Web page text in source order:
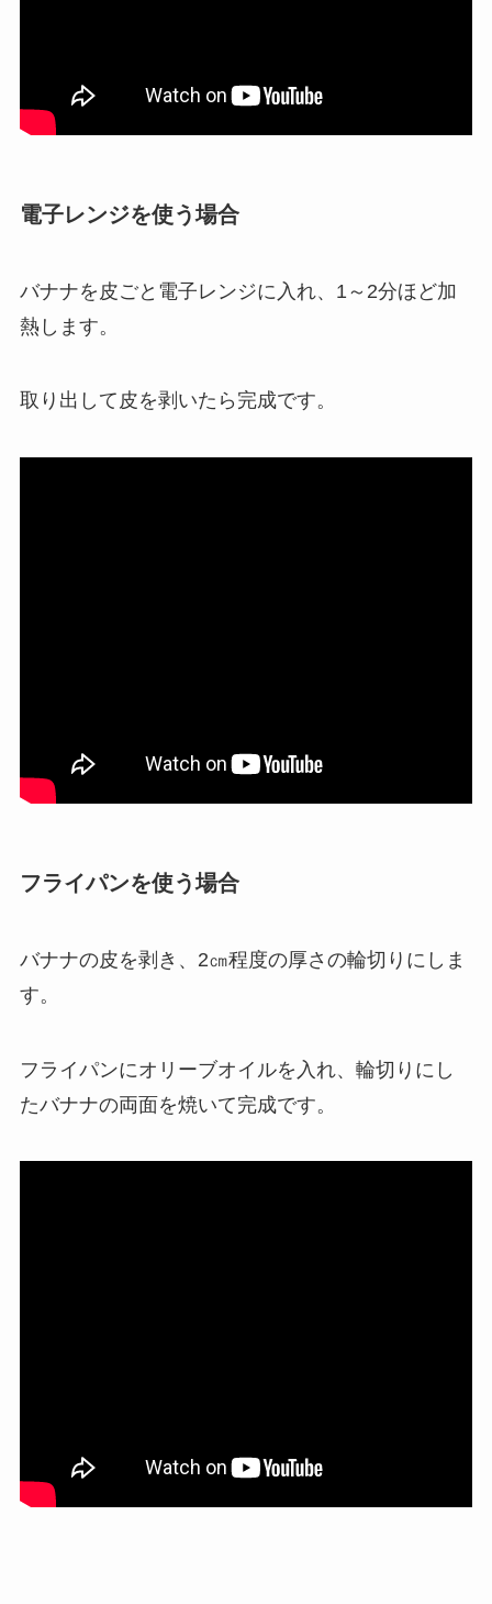
電子レンジを使う場合
バナナを皮ごと電子レンジに入れ、1～2分ほど加
熱します。
取り出して皮を剥いたら完成です。
フライパンを使う場合
バナナの皮を剥き、2㎝程度の厚さの輪切りにしま
す。
フライパンにオリーブオイルを入れ、輪切りにし
たバナナの両面を焼いて完成です。